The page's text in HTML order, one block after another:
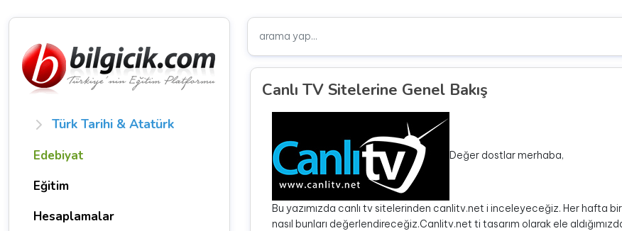
Türk Tarihi & Atatürk
Edebiyat
Eğitim
Hesaplamalar
Canlı TV Sitelerine Genel Bakış
Değer dostlar merhaba,
Bu yazımızda canlı tv sitelerinden canlitv.net i inceleyeceğiz. Her hafta
nasıl bunları değerlendireceğiz.Canlitv.net ti tasarım olarak ele